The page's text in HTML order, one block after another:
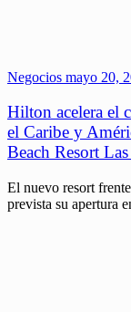
Negocios mayo 20,
Hilton acelera el
el Caribe y
Beach Resort
El nuevo resort
prevista su apertura